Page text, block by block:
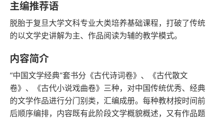
主编推荐语
脱胎于复旦大学文科专业大类培养基础课程，打破了传统
的以文学史讲解为主、作品阅读为辅的教学模式。
内容简介
“中国文学经典”套书分《古代诗词卷》、《古代散文
卷》、《古代小说戏曲卷》三种，对中国传统优秀、经典
的文学作品进行分门别类，汇编成册。每种教材按时间前
后顺序编排，内容既有此阶段文学概貌概述，又有作品题